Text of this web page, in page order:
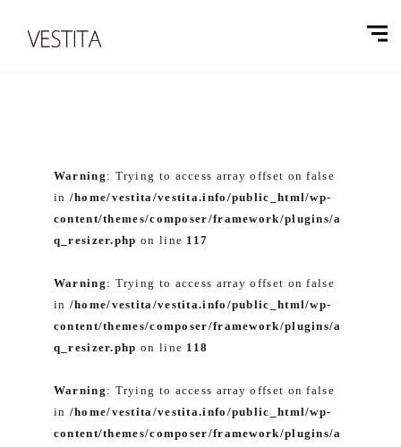
Warning : Trying to access array offset on false
in /home/vestita/vestita.info/public_html/wp-
content/themes/composer/framework/plugins/a
q_resizer.php on line 117
Warning : Trying to access array offset on false
in /home/vestita/vestita.info/public_html/wp-
content/themes/composer/framework/plugins/a
q_resizer.php on line 118
Warning : Trying to access array offset on false
in /home/vestita/vestita.info/public_html/wp-
content/themes/composer/framework/plugins/a